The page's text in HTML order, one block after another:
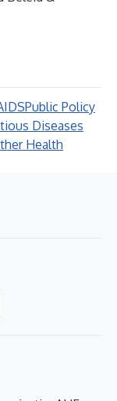
Public Policy
Diseases
Health